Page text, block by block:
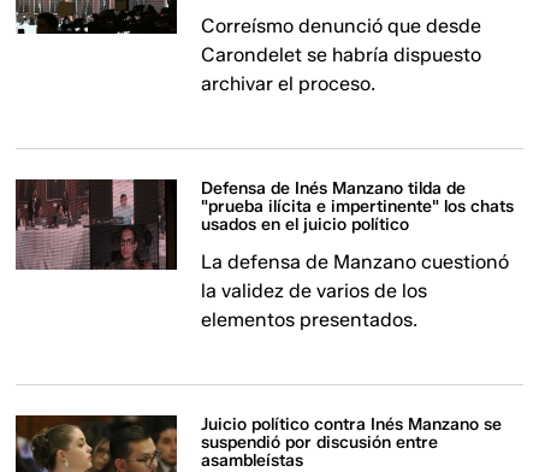
Correísmo denunció que desde
Carondelet se habría dispuesto
archivar el proceso.
Defensa de Inés Manzano tilda de
"prueba ilícita e impertinente" los chats
usados en el juicio político
La defensa de Manzano cuestionó
la validez de varios de los
elementos presentados.
Juicio político contra Inés Manzano se
suspendió por discusión entre
asambleístas